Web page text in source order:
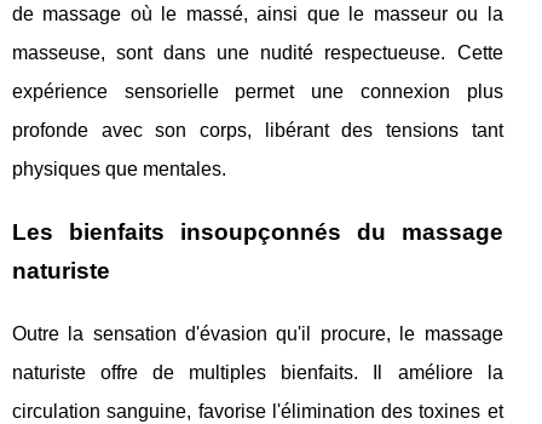
de massage où le massé, ainsi que le masseur ou la
masseuse, sont dans une nudité respectueuse. Cette
expérience sensorielle permet une connexion plus
profonde avec son corps, libérant des tensions tant
physiques que mentales.
Les bienfaits insoupçonnés du massage
naturiste
Outre la sensation d'évasion qu'il procure, le massage
naturiste offre de multiples bienfaits. Il améliore la
circulation sanguine, favorise l'élimination des toxines et